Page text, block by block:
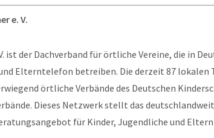
e. V.
ist der Dachverband für örtliche Vereine, die in
Elterntelefon betreiben. Die derzeit 87 lokalen
örtliche Verbände des Deutschen
Dieses Netzwerk stellt das
für Kinder, Jugendliche und Eltern